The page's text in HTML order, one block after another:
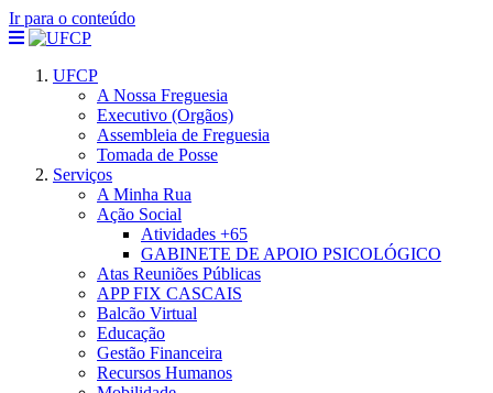
Ir para o conteúdo
UFCP
A Nossa Freguesia
Executivo (Orgãos)
Assembleia de Freguesia
Tomada de Posse
Serviços
A Minha Rua
Ação Social
Atividades +65
GABINETE DE APOIO PSICOLÓGICO
Atas Reuniões Públicas
APP FIX CASCAIS
Balcão Virtual
Educação
Gestão Financeira
Recursos Humanos